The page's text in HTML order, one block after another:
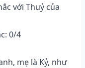
với Thuỷ của
0/4
mẹ là Kỷ, như